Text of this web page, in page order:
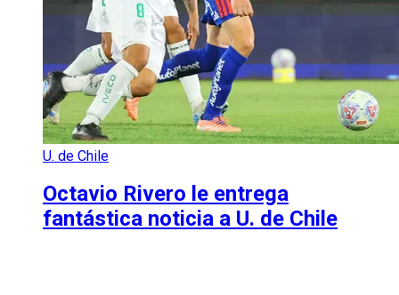
U. de Chile
Octavio Rivero le entrega
fantástica noticia a U. de Chile